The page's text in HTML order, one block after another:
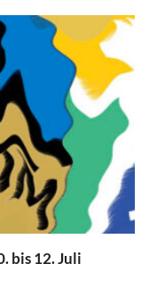
bis 12. Juli